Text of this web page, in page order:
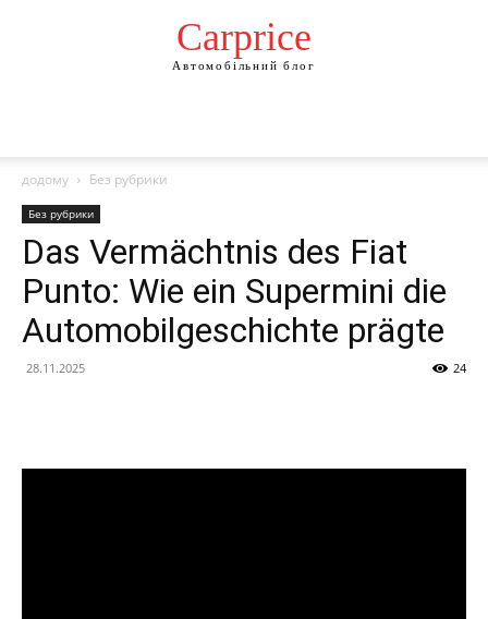
Сarprice
Автомобільний блог
додому Без рубрики
Без рубрики
Das Vermächtnis des Fiat
Punto: Wie ein Supermini die
Automobilgeschichte prägte
28.11.2025 24